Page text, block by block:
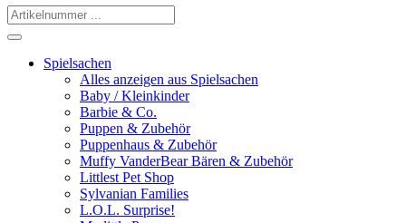
Spielsachen
Alles anzeigen aus Spielsachen
Baby / Kleinkinder
Barbie & Co.
Puppen & Zubehör
Puppenhaus & Zubehör
Muffy VanderBear Bären & Zubehör
Littlest Pet Shop
Sylvanian Families
L.O.L. Surprise!